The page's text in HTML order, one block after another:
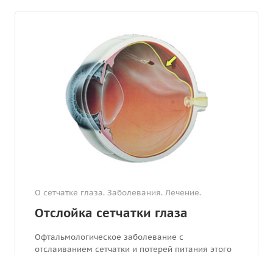
О сетчатке глаза. Заболевания. Лечение.
Отслойка сетчатки глаза
Офтальмологическое заболевание с
отслаиванием сетчатки и потерей питания этого